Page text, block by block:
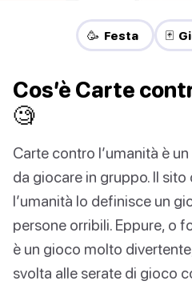
🥳 Festa 🃏
Cos’è Carte
🧐
Carte contro l’umanità è
da giocare in gruppo. Il
l’umanità lo definisce un
persone orribili. Eppure, o
è un gioco molto
svolta alle serate di gioco